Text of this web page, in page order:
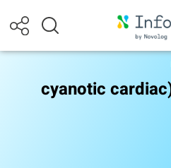
מומי לב כחלוניים (cyanotic cardiac